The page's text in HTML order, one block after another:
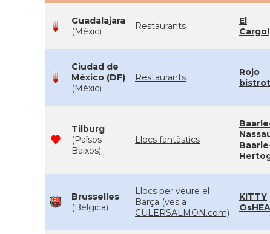
Guadalajara
(Mèxic)
Restaurants
El
Cargol
Ciudad de
México (DF)
(Mèxic)
Restaurants
Rojo
bistrot
Tilburg
(Països
Baixos)
Llocs fantàstics
Brusselles
(Bèlgica)
Llocs per veure el
Barça (ves a
CULERSALMON.com)
KITTY